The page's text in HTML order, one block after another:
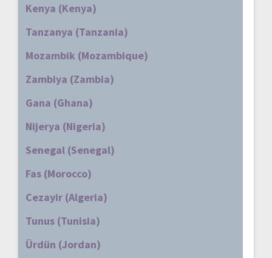
Kenya (Kenya)
Tanzanya (Tanzania)
Mozambik (Mozambique)
Zambiya (Zambia)
Gana (Ghana)
Nijerya (Nigeria)
Senegal (Senegal)
Fas (Morocco)
Cezayir (Algeria)
Tunus (Tunisia)
Ürdün (Jordan)